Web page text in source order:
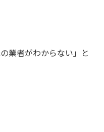
業者がわからない」と